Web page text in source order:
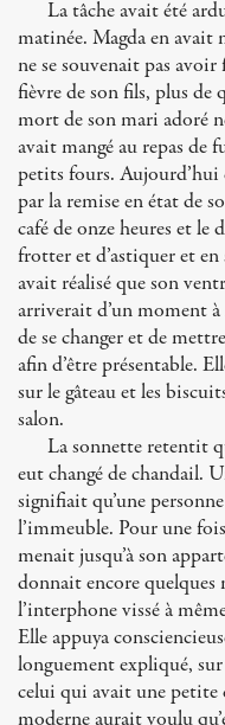
La tâche avait été
matinée. Magda en avait
ne se souvenait pas
fièvre de son fils, plus de
mort de son mari adoré
avait mangé au repas de
petits fours.
par la remise en état de
café de onze heures et le
frotter et d’astiquer et en
avait réalisé que son
arriverait d’un moment à
de se changer et de
afin d’être présentable.
sur le gâteau et les
salon.
La sonnette retentit
eut changé de chandail.
signifiait qu’une
l’immeuble. Pour une
menait jusqu’à son
donnait encore
l’interphone vissé à
Elle appuya
longuement expliqué,
celui qui avait une petite